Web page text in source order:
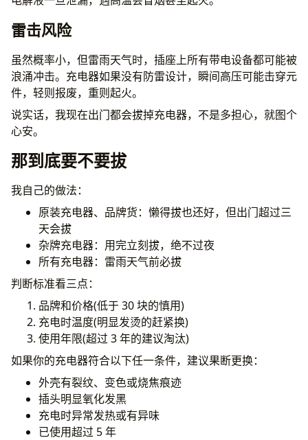
雷击风险
虽然概率小，但雷雨天气时，插座上所有带电设备都可能被
浪涌冲击。充电器如果没有防雷设计，瞬间高压可能击穿元
件，轻则报废，重则起火。
说实话，我现在出门都会拔掉充电器，不是多担心，就图个
心安。
那到底要不要拔
我自己的做法：
原装充电器、品牌货：懒得拔也还好，但出门超过三
天会拔
杂牌充电器：用完立刻拔，绝不过夜
所有充电器：雷雨天气前必拔
判断标准看三点：
品牌和价格(低于 30 块的慎用)
充电时温度(明显发烫的赶紧换)
使用年限(超过 3 年的建议淘汰)
如果你的充电器符合以下任一条件，建议果断更换：
外壳有裂纹、变色或烧焦痕迹
插头明显氧化发黑
充电时异常发热或有异味
已使用超过 5 年